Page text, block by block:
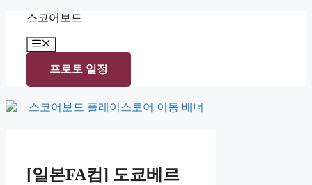
content
스코어보드
Menu
프로토 일정
[일본FA컵] 도쿄베르